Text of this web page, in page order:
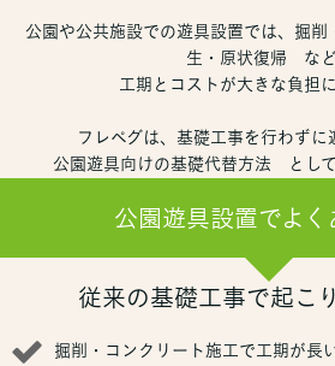
公園や公共施設での遊具設置では、 掘削
生・原状復帰 など
工期とコストが大きな負担に
フレペグは、基礎工事を行わずに
公園遊具向けの基礎代替方法
とし
公園遊具設置でよく
従来の基礎工事で起こ
掘削・コンクリート施工で工期が長